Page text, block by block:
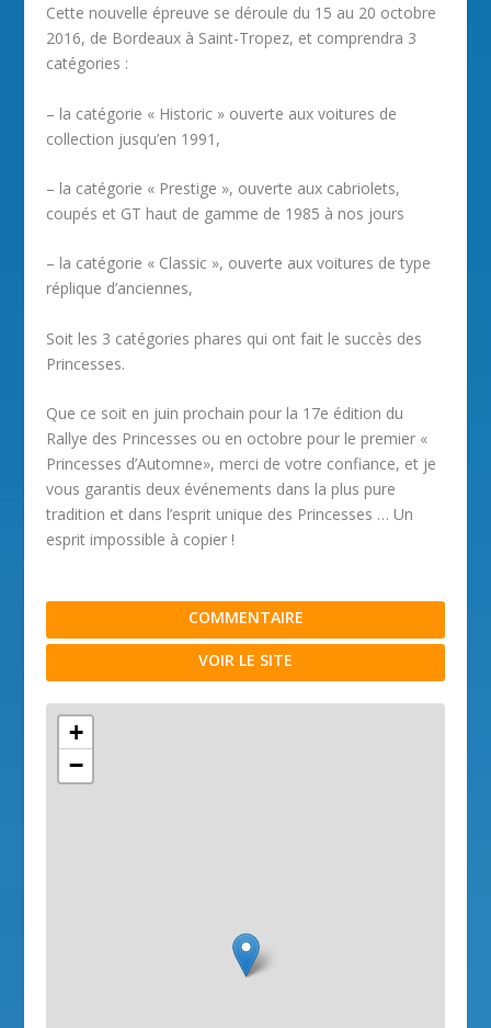
Cette nouvelle épreuve se déroule du 15 au 20 octobre
2016, de Bordeaux à Saint-Tropez, et comprendra 3
catégories :
– la catégorie « Historic » ouverte aux voitures de
collection jusqu’en 1991,
– la catégorie « Prestige », ouverte aux cabriolets,
coupés et GT haut de gamme de 1985 à nos jours
– la catégorie « Classic », ouverte aux voitures de type
réplique d’anciennes,
Soit les 3 catégories phares qui ont fait le succès des
Princesses.
Que ce soit en juin prochain pour la 17e édition du
Rallye des Princesses ou en octobre pour le premier «
Princesses d’Automne», merci de votre confiance, et je
vous garantis deux événements dans la plus pure
tradition et dans l’esprit unique des Princesses … Un
esprit impossible à copier !
COMMENTAIRE
VOIR LE SITE
+
−